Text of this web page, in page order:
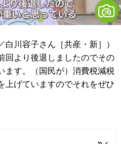
白川容子さん［共産・新］）
回より後退しましたのでその
ます。（国民が）消費税減税
上げていますのでそれをぜひ